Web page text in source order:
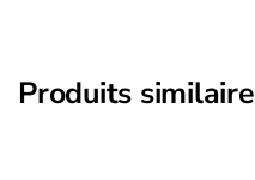
Produits